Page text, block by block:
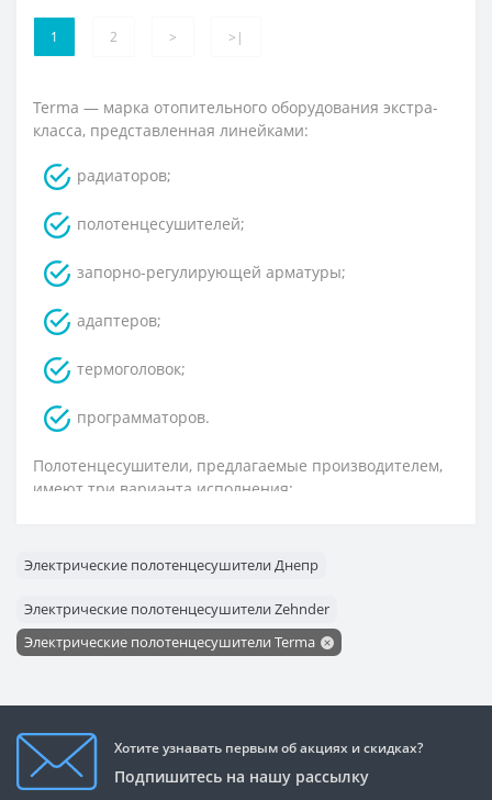
1 2 > >|
Terma — марка отопительного оборудования экстра-
класса, представленная линейками:
радиаторов;
полотенцесушителей;
запорно-регулирующей арматуры;
адаптеров;
термоголовок;
программаторов.
Полотенцесушители, предлагаемые производителем,
имеют три варианта исполнения:
комбинированные.
независимости от водяных отопительных сетей,
производятся в самом разнообразном исполнении, с
различными мощностными характеристиками.
Электрические полотенцесушители Днепр
Электрические полотенцесушители Zehnder
Электрические полотенцесушители Terma
Хотите узнавать первым об акциях и скидках?
Подпишитесь на нашу рассылку